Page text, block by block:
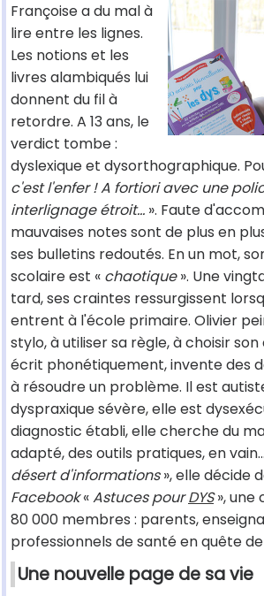
Françoise a du mal à
lire entre les lignes.
Les notions et les
livres alambiqués lui
donnent du fil à
retordre. A 13 ans, le
verdict tombe :
dyslexique et dysorthographique.
c'est l'enfer ! A fortiori avec une
interlignage étroit... ». Faute
mauvaises notes sont de plus en
ses bulletins redoutés. En un mot,
scolaire est « chaotique». Une
tard, ses craintes ressurgissent
entrent à l'école primaire. Olivier
stylo, à utiliser sa règle, à choisir son
écrit phonétiquement, invente des
à résoudre un problème. Il est
dyspraxique sévère, elle est
diagnostic établi, elle cherche du
adapté, des outils pratiques, en
désert d'informations», elle décide
Facebook«Astuces pourDYS», une
80 000 membres : parents,
professionnels de santé en quête
Une nouvelle page de sa vie